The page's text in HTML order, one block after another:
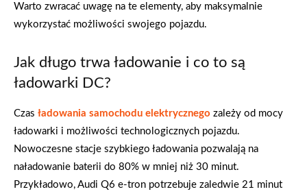
Warto zwracać uwagę na te elementy, aby maksymalnie
wykorzystać możliwości swojego pojazdu.
Jak długo trwa ładowanie i co to są
ładowarki DC?
Czas ładowania samochodu elektrycznego zależy od mocy
ładowarki i możliwości technologicznych pojazdu.
Nowoczesne stacje szybkiego ładowania pozwalają na
naładowanie baterii do 80% w mniej niż 30 minut.
Przykładowo, Audi Q6 e-tron potrzebuje zaledwie 21 minut